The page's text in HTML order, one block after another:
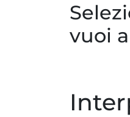
vuoi